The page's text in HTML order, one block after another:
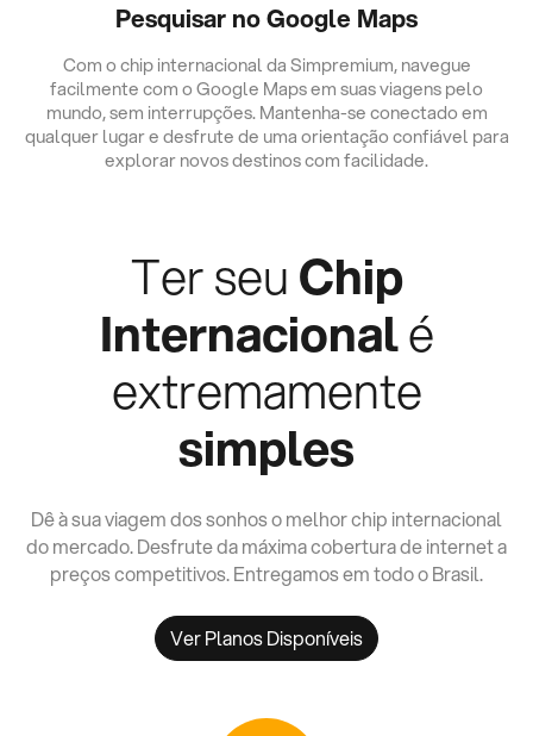
Pesquisar no Google Maps
Com o chip internacional da Simpremium, navegue
facilmente com o Google Maps em suas viagens pelo
mundo, sem interrupções. Mantenha-se conectado em
qualquer lugar e desfrute de uma orientação confiável para
explorar novos destinos com facilidade.
Ter seuChip
Internacionalé
extremamente
simples
Dê à sua viagem dos sonhos o melhor chip internacional
do mercado. Desfrute da máxima cobertura de internet a
preços competitivos. Entregamos em todo o Brasil.
Ver Planos Disponíveis